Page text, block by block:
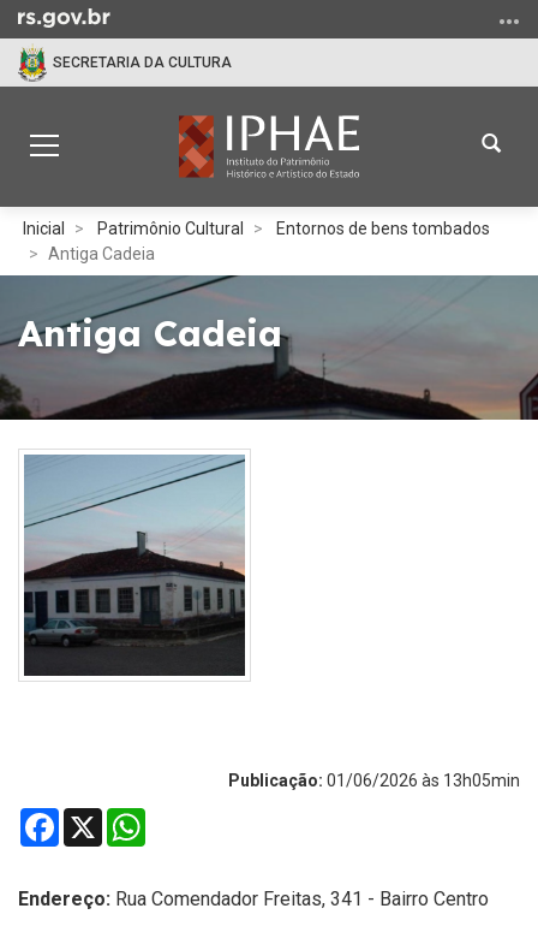
para
para
menu
para
busca
SECRETARIA DA CULTURA
Alterna
navegação
Abrir
busca
Início
conteúdo
Inicial Patrimônio Cultural
Entornos de bens tombados
Antiga Cadeia
Antiga Cadeia
Publicação: 01/06/2026 às 13h05min
Facebook
X
Endereço: Rua Comendador Freitas, 341 - Bairro Centro